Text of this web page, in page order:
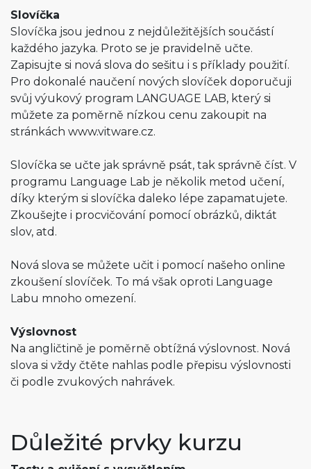
Slovíčka
Slovíčka jsou jednou z nejdůležitějších součástí
každého jazyka. Proto se je pravidelně učte.
Zapisujte si nová slova do sešitu i s příklady použití.
Pro dokonalé naučení nových slovíček doporučuji
svůj výukový program LANGUAGE LAB, který si
můžete za poměrně nízkou cenu zakoupit na
stránkách www.vitware.cz.
Slovíčka se učte jak správně psát, tak správně číst. V
programu Language Lab je několik metod učení,
díky kterým si slovíčka daleko lépe zapamatujete.
Zkoušejte i procvičování pomocí obrázků, diktát
slov, atd.
Nová slova se můžete učit i pomocí našeho online
zkoušení slovíček. To má však oproti Language
Labu mnoho omezení.
Výslovnost
Na angličtině je poměrně obtížná výslovnost. Nová
slova si vždy čtěte nahlas podle přepisu výslovnosti
či podle zvukových nahrávek.
Důležité prvky kurzu